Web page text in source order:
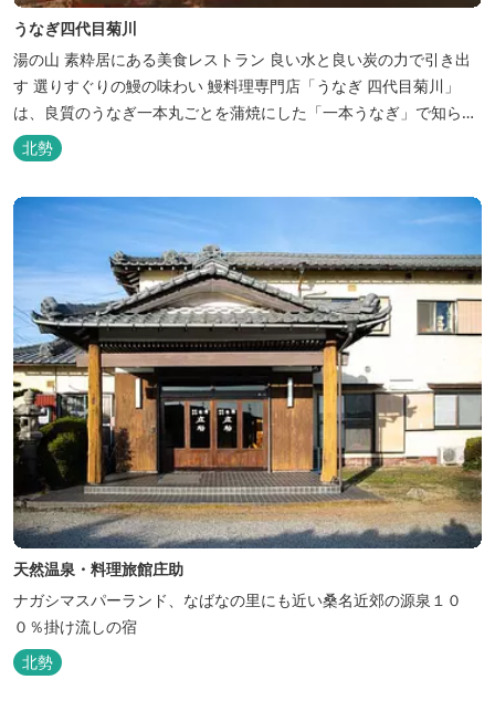
うなぎ四代目菊川
湯の山 素粋居にある美食レストラン 良い水と良い炭の力で引き出
す 選りすぐりの鰻の味わい 鰻料理専門店「うなぎ 四代目菊川」
は、良質のうなぎ一本丸ごとを蒲焼にした「一本うなぎ」で知られ
ます。大きさも太さも極上の鰻を厳選し、皮をパリッと焼き上げて
も身質がフワッとやわらかい、贅沢な食感を実現。 鮮度抜群の鰻を
毎日捌き、良質の炭で焼き立てを供します。素材から炭まで、鰻の
北勢
天然温泉・料理旅館庄助
ナガシマスパーランド、なばなの里にも近い桑名近郊の源泉１０
０％掛け流しの宿
北勢